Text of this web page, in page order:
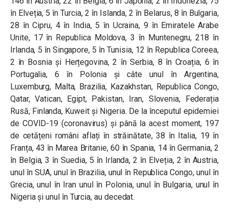
în Elveția, 5 în Turcia, 2 în Islanda, 2 în Belarus, 8 în Bulgaria,
28 în Cipru, 4 în India, 5 în Ucraina, 9 în Emiratele Arabe
Unite, 17 în Republica Moldova, 3 în Muntenegru, 218 în
Irlanda, 5 în Singapore, 5 în Tunisia, 12 în Republica Coreea,
2 în Bosnia și Herțegovina, 2 în Serbia, 8 în Croația, 6 în
Portugalia, 6 în Polonia și câte unul în Argentina,
Luxemburg, Malta, Brazilia, Kazakhstan, Republica Congo,
Qatar, Vatican, Egipt, Pakistan, Iran, Slovenia, Federația
Rusă, Finlanda, Kuweit și Nigeria. De la începutul epidemiei
de COVID-19 (coronavirus) și până la acest moment, 197
de cetățeni români aflați în străinătate, 38 în Italia, 19 în
Franța, 43 în Marea Britanie, 60 în Spania, 14 în Germania, 2
în Belgia, 3 în Suedia, 5 în Irlanda, 2 în Elveția, 2 în Austria,
unul în SUA, unul în Brazilia, unul în Republica Congo, unul în
Grecia, unul în Iran unul în Polonia, unul în Bulgaria, unul în
Nigeria și unul în Turcia, au decedat.